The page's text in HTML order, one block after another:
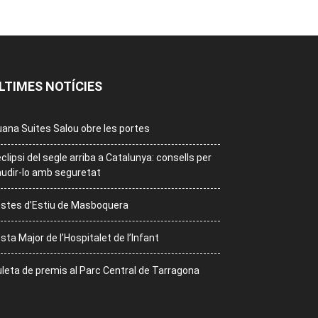
NOTÍCIES
Suites Salou obre les portes
del segle arriba a Catalunya: consells per
lo amb seguretat
d’Estiu de Masboquera
Major de l’Hospitalet de l’Infant
de premis al Parc Central de Tarragona